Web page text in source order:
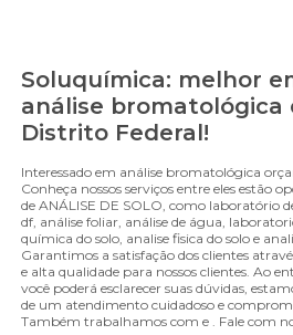
Soluquímica: melhor
análise bromatológica
Distrito Federal!
Interessado em análise bromatológica
Conheça nossos serviços entre eles estão
de ANÁLISE DE SOLO, como laboratório
df, análise foliar, análise de água,
química do solo, analise fisica do solo e
Garantimos a satisfação dos clientes
e alta qualidade para nossos clientes. Ao
você poderá esclarecer suas dúvidas,
de um atendimento cuidadoso e
Também trabalhamos com e . Fale com